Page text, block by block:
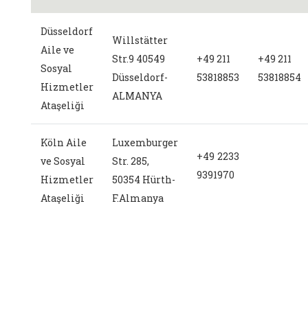
Düsseldorf
Aile ve
Sosyal
Hizmetler
Ataşeliği
Willstätter
Str.9 40549
Düsseldorf-
ALMANYA
+49 211
53818853
+49 211
53818854
Köln Aile
ve Sosyal
Hizmetler
Ataşeliği
Luxemburger
Str. 285,
50354 Hürth-
F.Almanya
+49 2233
9391970